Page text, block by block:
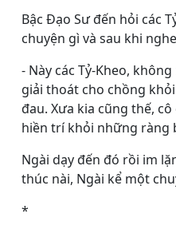
Bậc Ðạo Sư đến hỏi các
chuyện gì và sau khi
- Này các Tỷ-Kheo,
giải thoát cho chồng
đau. Xưa kia cũng thế,
hiền trí khỏi những ràng
Ngài dạy đến đó rồi im
thúc nài, Ngài kể một
*